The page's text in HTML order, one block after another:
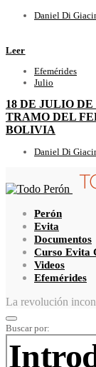
Daniel Di
Leer
Efemérides
Julio
18 DE JULIO
TRAMO DEL
BOLIVIA
Daniel Di
Perón
Evita
Documentos
Curso Evita
Videos
Efemérides
La revolución
Buscar por: